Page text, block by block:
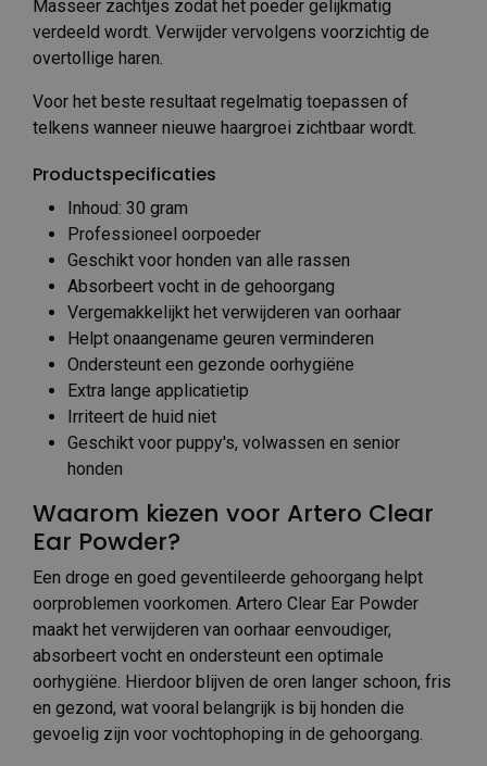
Masseer zachtjes zodat het poeder gelijkmatig
verdeeld wordt. Verwijder vervolgens voorzichtig de
overtollige haren.
Voor het beste resultaat regelmatig toepassen of
telkens wanneer nieuwe haargroei zichtbaar wordt.
Productspecificaties
Inhoud: 30 gram
Professioneel oorpoeder
Geschikt voor honden van alle rassen
Absorbeert vocht in de gehoorgang
Vergemakkelijkt het verwijderen van oorhaar
Helpt onaangename geuren verminderen
Ondersteunt een gezonde oorhygiëne
Extra lange applicatietip
Irriteert de huid niet
Geschikt voor puppy's, volwassen en senior
honden
Waarom kiezen voor Artero Clear
Ear Powder?
Een droge en goed geventileerde gehoorgang helpt
oorproblemen voorkomen. Artero Clear Ear Powder
maakt het verwijderen van oorhaar eenvoudiger,
absorbeert vocht en ondersteunt een optimale
oorhygiëne. Hierdoor blijven de oren langer schoon, fris
en gezond, wat vooral belangrijk is bij honden die
gevoelig zijn voor vochtophoping in de gehoorgang.